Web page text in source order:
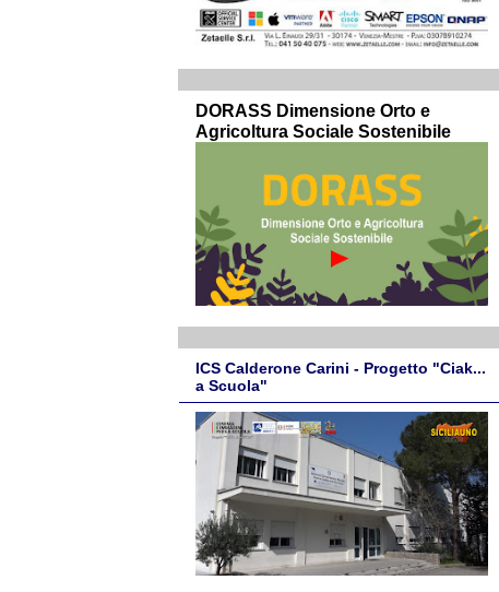
DORASS Dimensione Orto e
Agricoltura Sociale Sostenibile
ICS Calderone Carini - Progetto "Ciak...
a Scuola"